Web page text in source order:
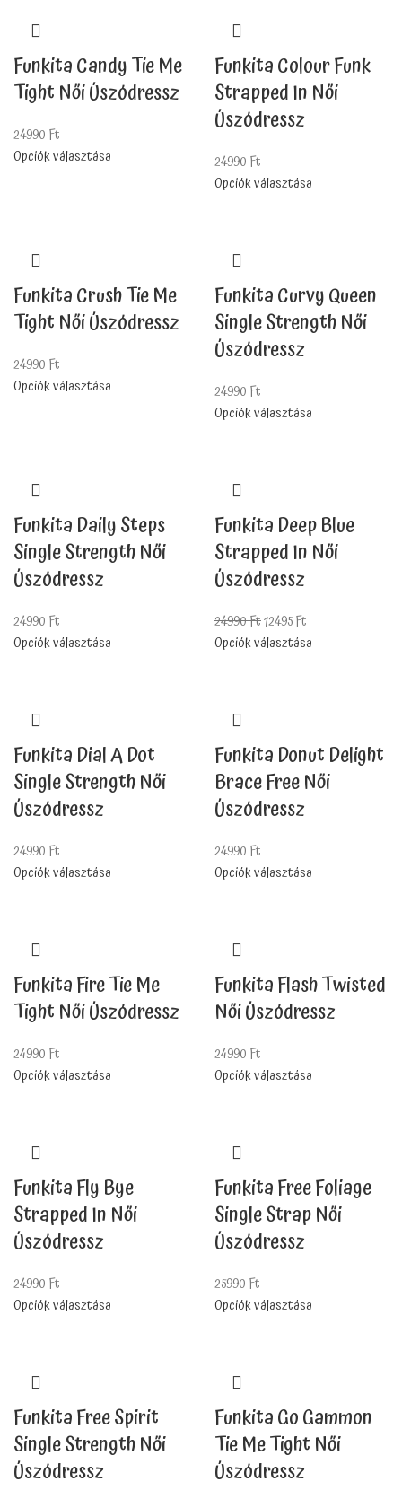
Funkita Candy Tie Me
Tight Női Úszódressz
24990 Ft
Opciók választása
Funkita Colour Funk
Strapped In Női
Úszódressz
24990 Ft
Opciók választása
Funkita Crush Tie Me
Tight Női Úszódressz
24990 Ft
Opciók választása
Funkita Curvy Queen
Single Strength Női
Úszódressz
24990 Ft
Opciók választása
Funkita Daily Steps
Single Strength Női
Úszódressz
24990 Ft
Opciók választása
Funkita Deep Blue
Strapped In Női
Úszódressz
24990Ft12495Ft
Opciók választása
Funkita Dial A Dot
Single Strength Női
Úszódressz
24990 Ft
Opciók választása
Funkita Donut Delight
Brace Free Női
Úszódressz
24990 Ft
Opciók választása
Funkita Fire Tie Me
Tight Női Úszódressz
24990 Ft
Opciók választása
Funkita Flash Twisted
Női Úszódressz
24990 Ft
Opciók választása
Funkita Fly Bye
Strapped In Női
Úszódressz
24990 Ft
Opciók választása
Funkita Free Foliage
Single Strap Női
Úszódressz
25990 Ft
Opciók választása
Funkita Free Spirit
Single Strength Női
Úszódressz
Funkita Go Gammon
Tie Me Tight Női
Úszódressz